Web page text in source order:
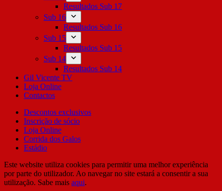
Resultados Sub 17
Sub 16
Resultados Sub 16
Sub 15
Resultados Sub 15
Sub 14
Resultados Sub 14
Gil Vicente TV
Loja Online
Contactos
Descontos exclusivos
Inscrição de sócio
Loja Online
Corrida dos Galos
Estádio
Este website utiliza cookies para permitir uma melhor experiência
por parte do utilizador. Ao navegar no site estará a consentir a sua
utilização. Sabe mais aqui.